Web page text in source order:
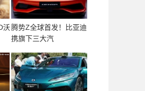
沃 腾势Z全球首发！比亚迪
携旗下三大汽